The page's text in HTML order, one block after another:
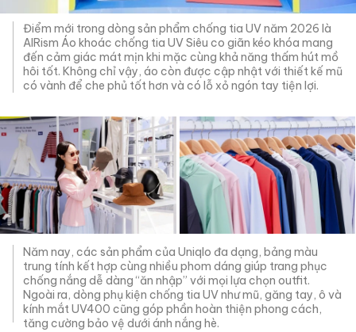
Điểm mới trong dòng sản phẩm chống tia UV năm 2026 là
AIRism Áo khoác chống tia UV Siêu co giãn kéo khóa mang
đến cảm giác mát mịn khi mặc cùng khả năng thấm hút mồ
hôi tốt. Không chỉ vậy, áo còn được cập nhật với thiết kế mũ
có vành để che phủ tốt hơn và có lỗ xỏ ngón tay tiện lợi.
Năm nay, các sản phẩm của Uniqlo đa dạng, bảng màu
trung tính kết hợp cùng nhiều phom dáng giúp trang phục
chống nắng dễ dàng “ăn nhập” với mọi lựa chọn outfit.
Ngoài ra, dòng phụ kiện chống tia UV như mũ, găng tay, ô và
kính mắt UV400 cũng góp phần hoàn thiện phong cách,
tăng cường bảo vệ dưới ánh nắng hè.